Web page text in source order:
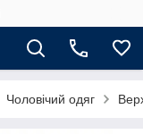
Чоловічий одяг